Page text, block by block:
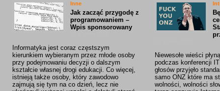
Inne
Jak zacząć przygodę z
programowaniem –
Wpis sponsorowany
Informatyka jest coraz częstszym
kierunkiem wybieranym przez młode osoby
przy podejmowaniu decyzji o dalszym
kształcie własnej drogi edukacji. Co więcej,
istnieją także osoby, który zawodowo
zajmują się tym na co dzień, lecz nie
Niewesołe wieści
podczas konferencji
głosów przyjęło
samo ONZ które ma
wolności, wolności